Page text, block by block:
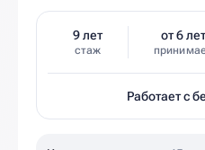
9 лет
стаж
от 6 лет
Работает с